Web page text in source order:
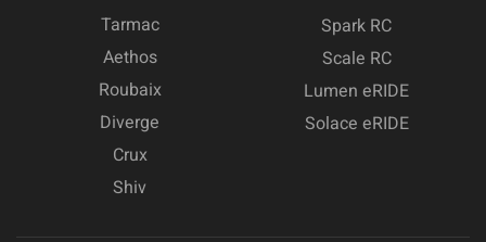
Tarmac
Aethos
Roubaix
Diverge
Crux
Shiv
Spark RC
Scale RC
Lumen eRIDE
Solace eRIDE